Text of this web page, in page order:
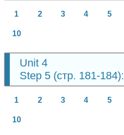
1 2 3 4 5
10
Unit 4
Step 5 (стр. 181-184):
1 2 3 4 5
10